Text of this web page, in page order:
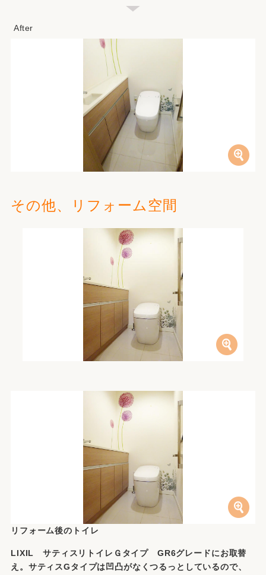
その他、リフォーム空間
リフォーム後のトイレ
LIXIL サティスリトイレＧタイプ GR6グレードにお取替
え。サティスGタイプは凹凸がなくつるっとしているので、